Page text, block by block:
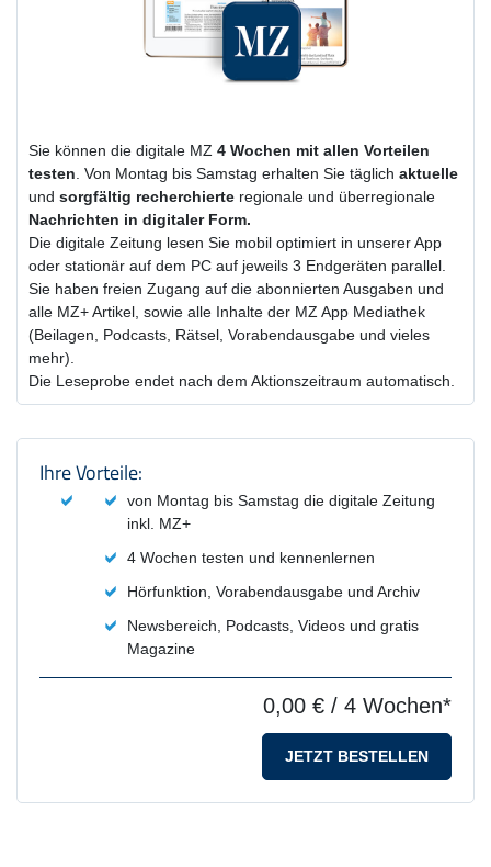
Sie können die digitale MZ 4 Wochen mit allen Vorteilen
testen. Von Montag bis Samstag erhalten Sie täglich aktuelle
und sorgfältig recherchierte regionale und überregionale
Nachrichten in digitaler Form.
Die digitale Zeitung lesen Sie mobil optimiert in unserer App
oder stationär auf dem PC auf jeweils 3 Endgeräten parallel.
Sie haben freien Zugang auf die abonnierten Ausgaben und
alle MZ+ Artikel, sowie alle Inhalte der MZ App Mediathek
(Beilagen, Podcasts, Rätsel, Vorabendausgabe und vieles
mehr).
Die Leseprobe endet nach dem Aktionszeitraum automatisch.
Produktzusammenfassung und
Ihre Vorteile:
von Montag bis Samstag die digitale Zeitung
inkl. MZ+
4 Wochen testen und kennenlernen
Hörfunktion, Vorabendausgabe und Archiv
Newsbereich, Podcasts, Videos und gratis
Magazine
0,00 € / 4 Wochen*
JETZT BESTELLEN